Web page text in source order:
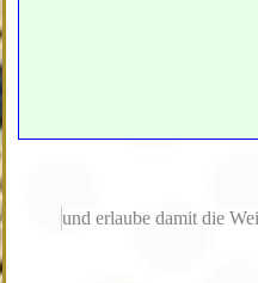
und erlaube damit die